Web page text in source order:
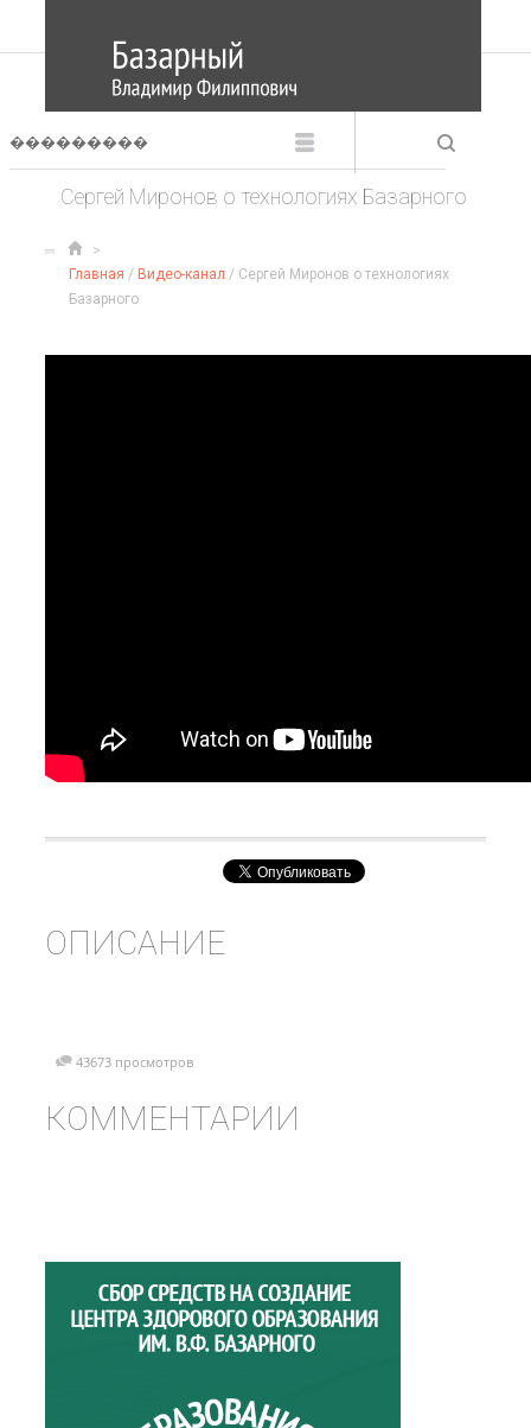
Сергей Миронов о технологиях Базарного
Главная / Видео-канал / Сергей Миронов о технологиях
Базарного
ОПИСАНИЕ
43673 просмотров
КОММЕНТАРИИ